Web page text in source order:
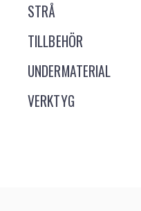
STRÅ
TILLBEHÖR
UNDERMATERIAL
VERKTYG